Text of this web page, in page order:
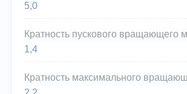
5,0
Кратность пускового вращающего
1,4
Кратность максимального